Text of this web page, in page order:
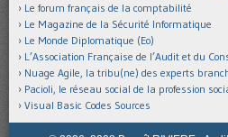
Le forum français de la comptabilité
Le Magazine de la Sécurité Informatique
Le Monde Diplomatique (Eo)
L’Association Française de l’Audit et du
Nuage Agile, la tribu(ne) des experts
Pacioli, le réseau social de la profession
Visual Basic Codes Sources